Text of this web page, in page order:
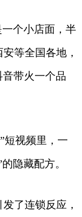
个小店面，半
等全国各地，
音带火一个品
短视频里，一
隐藏配方。
了连锁反应，